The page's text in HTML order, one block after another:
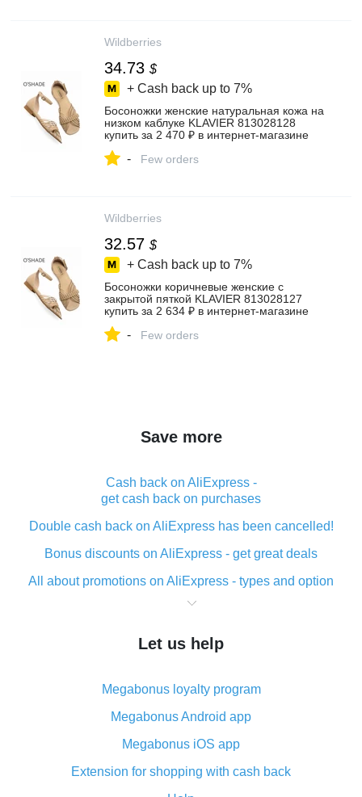
Wildberries
34.73 $
+ Cash back up to 7%
Босоножки женские натуральная кожа на
низком каблуке KLAVIER 813028128
купить за 2 470 ₽ в интернет‑магазине
- Few orders
Wildberries
32.57 $
+ Cash back up to 7%
Босоножки коричневые женские с
закрытой пяткой KLAVIER 813028127
купить за 2 634 ₽ в интернет‑магазине
- Few orders
Save more
Cash back on AliExpress -
get cash back on purchases
Double cash back on AliExpress has been cancelled!
Bonus discounts on AliExpress - get great deals
All about promotions on AliExpress - types and option
What is cash back when making purchases on
The best place to download cash back for AliExpress
What is the AliExpress cash back plugin and what are
its advantages
Cash back from the AliExpress mobile app -
advantages of the plugin
Double cash back on AliExpress has been cancelled!
Let us help
Megabonus loyalty program
Megabonus Android app
Megabonus iOS app
Extension for shopping with cash back